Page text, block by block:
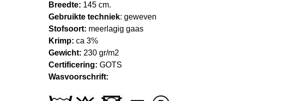
Breedte: 145 cm.
Gebruikte techniek: geweven
Stofsoort: meerlagig gaas
Krimp: ca 3%
Gewicht: 230 gr/m2
Certificering: GOTS
Wasvoorschrift: